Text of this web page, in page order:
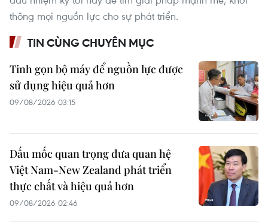
thông mọi nguồn lực cho sự phát triển.
TIN CÙNG CHUYÊN MỤC
Tinh gọn bộ máy để nguồn lực được
sử dụng hiệu quả hơn
09/08/2026 03:15
Dấu mốc quan trọng đưa quan hệ
Việt Nam-New Zealand phát triển
thực chất và hiệu quả hơn
09/08/2026 02:46